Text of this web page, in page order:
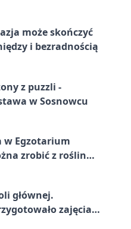
może skończyć
i bezradnością
z puzzli -
w Sosnowcu
w Egzotarium
zrobić z roślin
głównej.
zajęcia